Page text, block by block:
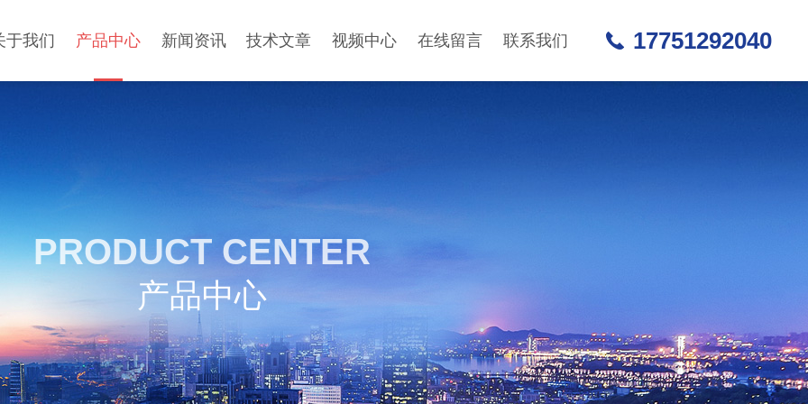
于我们 产品中心 新闻资讯 技术文章 视频中心 在线留言 联系我们 17751292040
PRODUCT CENTER
产品中心